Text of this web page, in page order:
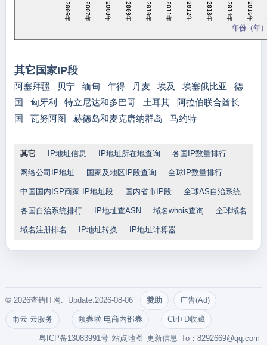
2006年 2007年 2008年 2009年 2010年 2011年 2012年 2013年 2014年 2016年
年份（年）
其它国家IP段
阿塞拜疆 贝宁 缅甸 乍得 丹麦 埃及 埃塞俄比亚
德
国
匈牙利 特立尼达和多巴哥 土耳其
阿拉伯联合酋长
国
瓦努阿图 赫德岛和麦克唐纳群岛 马约特
其它 IP地址信息 IP地址所在地查询 各国IP数量排行
网络公司IP地址 国家及地区IP段查询 全球IP数量排行
中国国内ISP商家 IP地址段 国内省市IP段 全球AS自治系统
各国自治系统排行 IP地址查ASN 域名whois查询 全球域名
域名注册排名 IP地址转换 IP地址计算器
© 2026查错IT网. Update:2026-08-06 赞助 广告(Ad)
雨云 云服务 领券啦 电商内部券 Ctrl+D收藏
To：8292669@qq.com
更新信息
站点地图
粤ICP备13083991号